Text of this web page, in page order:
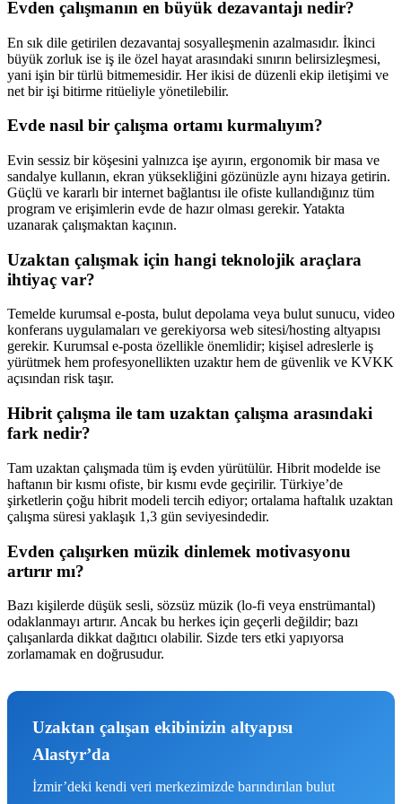
Evden çalışmanın en büyük dezavantajı nedir?
En sık dile getirilen dezavantaj sosyalleşmenin azalmasıdır. İkinci
büyük zorluk ise iş ile özel hayat arasındaki sınırın belirsizleşmesi,
yani işin bir türlü bitmemesidir. Her ikisi de düzenli ekip iletişimi ve
net bir işi bitirme ritüeliyle yönetilebilir.
Evde nasıl bir çalışma ortamı kurmalıyım?
Evin sessiz bir köşesini yalnızca işe ayırın, ergonomik bir masa ve
sandalye kullanın, ekran yüksekliğini gözünüzle aynı hizaya getirin.
Güçlü ve kararlı bir internet bağlantısı ile ofiste kullandığınız tüm
program ve erişimlerin evde de hazır olması gerekir. Yatakta
uzanarak çalışmaktan kaçının.
Uzaktan çalışmak için hangi teknolojik araçlara
ihtiyaç var?
Temelde kurumsal e-posta, bulut depolama veya bulut sunucu, video
konferans uygulamaları ve gerekiyorsa web sitesi/hosting altyapısı
gerekir. Kurumsal e-posta özellikle önemlidir; kişisel adreslerle iş
yürütmek hem profesyonellikten uzaktır hem de güvenlik ve KVKK
açısından risk taşır.
Hibrit çalışma ile tam uzaktan çalışma arasındaki
fark nedir?
Tam uzaktan çalışmada tüm iş evden yürütülür. Hibrit modelde ise
haftanın bir kısmı ofiste, bir kısmı evde geçirilir. Türkiye’de
şirketlerin çoğu hibrit modeli tercih ediyor; ortalama haftalık uzaktan
çalışma süresi yaklaşık 1,3 gün seviyesindedir.
Evden çalışırken müzik dinlemek motivasyonu
artırır mı?
Bazı kişilerde düşük sesli, sözsüz müzik (lo-fi veya enstrümantal)
odaklanmayı artırır. Ancak bu herkes için geçerli değildir; bazı
çalışanlarda dikkat dağıtıcı olabilir. Sizde ters etki yapıyorsa
zorlamamak en doğrusudur.
Uzaktan çalışan ekibinizin altyapısı
Alastyr’da
İzmir’deki kendi veri merkezimizde barındırılan bulut